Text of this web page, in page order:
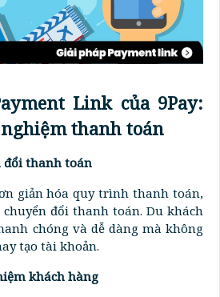
Link của 9Pay:
thanh toán
đổi thanh toán
giản hóa quy trình thanh toán,
đổi thanh toán. Du khách
chóng và dễ dàng mà không
tạo tài khoản.
khách hàng